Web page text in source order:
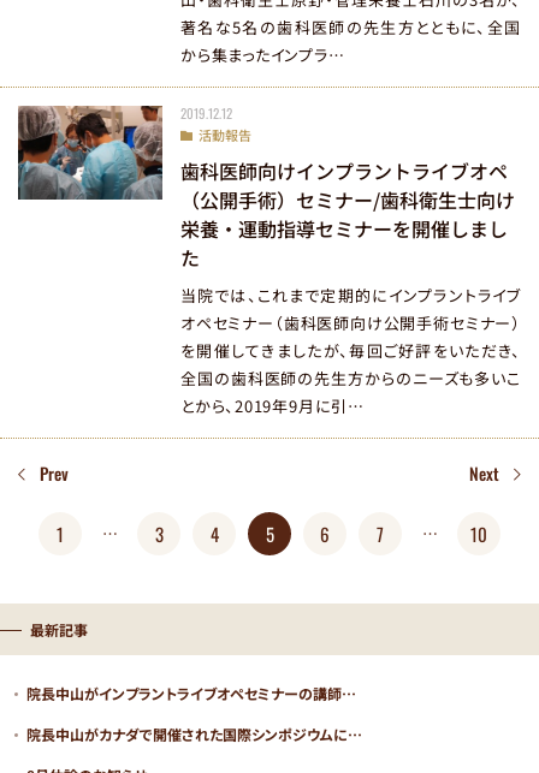
著名な5名の歯科医師の先生方とともに、全国
から集まったインプラ…
2019.12.12
活動報告
歯科医師向けインプラントライブオペ
（公開手術）セミナー/歯科衛生士向け
栄養・運動指導セミナーを開催しまし
た
当院では、これまで定期的にインプラントライブ
オペセミナー（歯科医師向け公開手術セミナー）
を開催してきましたが、毎回ご好評をいただき、
全国の歯科医師の先生方からのニーズも多いこ
とから、2019年9月に引…
Prev
1 … 3 4 5 6 7 … 10
Next
最新記事
院長中山がインプラントライブオペセミナーの講師…
院長中山がカナダで開催された国際シンポジウムに…
まず医院コードをコピー
STEP02 LINE友だち追加